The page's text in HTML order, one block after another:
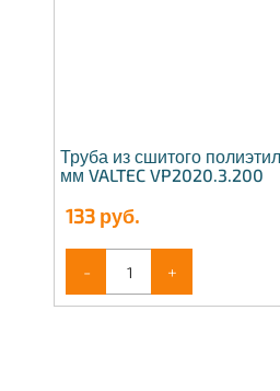
Труба из сшитого
мм VALTEC VP2020.3.200
133 руб.
- +